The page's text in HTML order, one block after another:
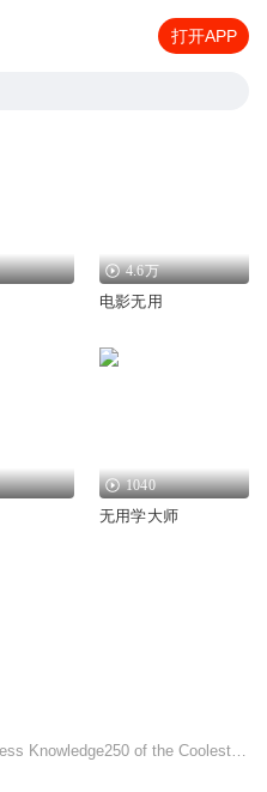
打开APP
4.6万
电影无用
1040
无用学大师